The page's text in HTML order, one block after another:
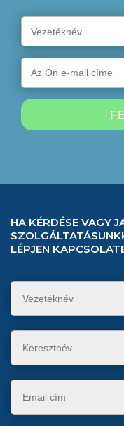
HA KÉRDÉSE VAGY
LÉPJEN